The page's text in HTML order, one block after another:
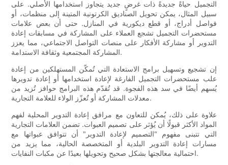
التجميل حياةً جديدةً ذات غرضٍ جديد يتجاوز استخدامها الأصلي. على
سبيل المثال، يمكن تحويل الصناديق الكرتونية المتينة إلى منظمات، أو
فواصل أدراج، أو قطع ديكورية في المنازل. حتى أن بعض علامات
مستحضرات التجميل تشجع العملاء على المشاركة في مسابقات إعادة
التدوير أو مشاركة الأفكار على منصات التواصل الاجتماعي، مما يعزز
المشاركة المجتمعية وثقافة الاستدامة.
إن تشجيع وتسهيل برامج الاستعادة التي تُمكّن المستهلكين من إعادة
علب مستحضرات التجميل الفارغة لإعادة استخدامها أو إعادة تدويرها
يُسهم أيضًا في سد هذه الفجوة. قد تُقدّم هذه البرامج حوافز تُزيد من
معدلات المشاركة أو تُعزّز الولاء للعلامة التجارية.
علاوة على ذلك، يُمكن للتعاون مع مرافق إعادة التدوير المحلية لفهم
المواد الأكثر قبولًا أن يُؤثر على تصميم العبوات. تضمن العلامات التجارية
التي تتبنى مفهوم "التصميم لإعادة التدوير" أن تتوافق عبواتها مع
مسارات إعادة التدوير البلدية أو المتخصصة الحالية، مما يزيد من
احتمالية معالجتها بشكل صحيح وتحويلها بعيدًا عن مكبات النفايات.